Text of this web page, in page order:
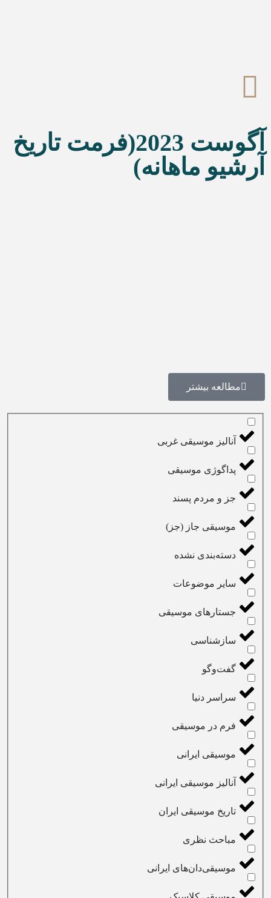
آگوست 2023(فرمت تاریخ
آرشیو ماهانه)
مطالعه بیشتر
آنالیز موسیقی غربی
پداگوژی موسیقی
جز و مردم پسند
موسیقی جاز (جز)
دسته‌بندی نشده
سایر موضوعات
جستارهای موسیقی
سازشناسی
گفت‌و‌گو
سراسر دنیا
فرم در موسیقی
موسیقی ایرانی
آنالیز موسیقی ایرانی
تاریخ موسیقی ایران
مباحث نظری
موسیقی‌دان‌های ایرانی